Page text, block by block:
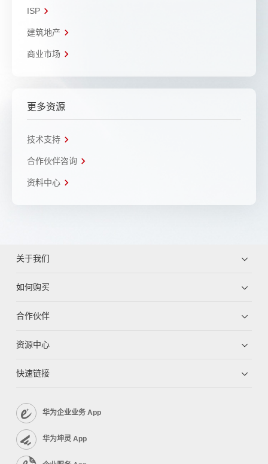
ISP
建筑地产
商业市场
更多资源
技术支持
合作伙伴咨询
资料中心
关于我们
如何购买
合作伙伴
资源中心
快速链接
华为企业业务 App
华为坤灵 App